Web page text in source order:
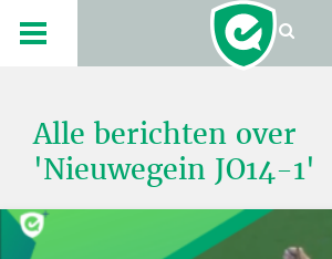
Alle berichten over
'Nieuwegein JO14-1'